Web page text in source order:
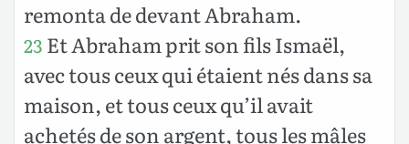
remonta de devant Abraham.
23 Et Abraham prit son fils Ismaël,
avec tous ceux qui étaient nés dans sa
maison, et tous ceux qu’il avait
achetés de son argent, tous les mâles